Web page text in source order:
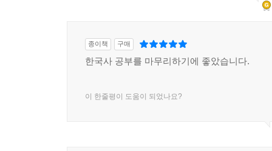
종이책 구매
한국사 공부를 마무리하기에 좋았습니다.
이 한줄평이 도움이 되었나요?